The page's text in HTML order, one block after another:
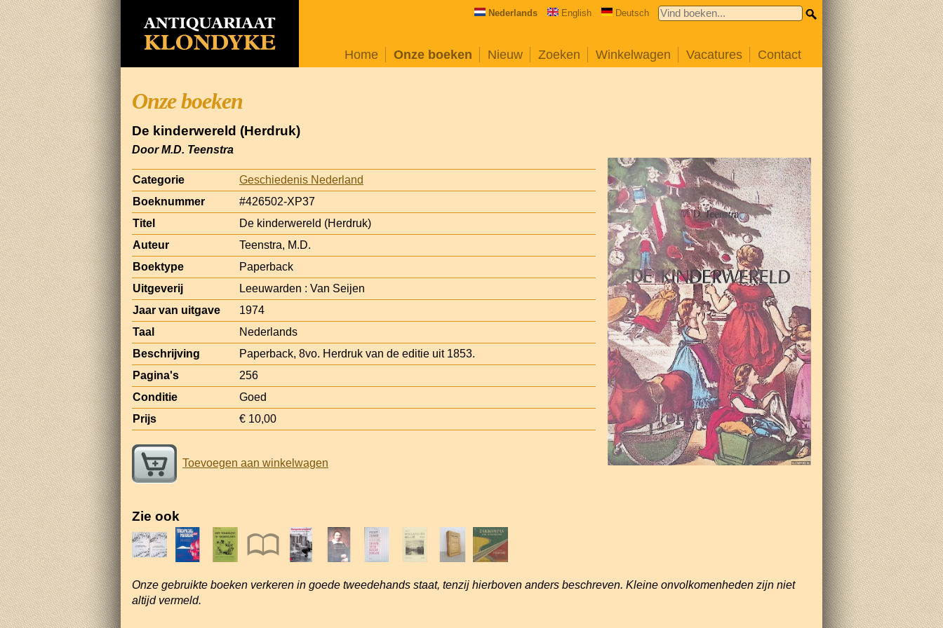
Nederlands English Deutsch
Home Onze boeken Nieuw Zoeken Winkelwagen Vacatures Contact
Onze boeken
De kinderwereld (Herdruk)
Door M.D. Teenstra
Categorie
Geschiedenis Nederland
Boeknummer
#426502-XP37
Titel
De kinderwereld (Herdruk)
Auteur
Teenstra, M.D.
Boektype
Paperback
Uitgeverij
Leeuwarden : Van Seijen
Jaar van uitgave
1974
Taal
Nederlands
Beschrijving
Paperback, 8vo. Herdruk van de editie uit 1853.
Pagina's
256
Conditie
Goed
Prijs
€ 10,00
Toevoegen aan winkelwagen
Zie ook
Onze gebruikte boeken verkeren in goede tweedehands staat, tenzij hierboven anders beschreven. Kleine onvolkomenheden zijn niet
altijd vermeld.